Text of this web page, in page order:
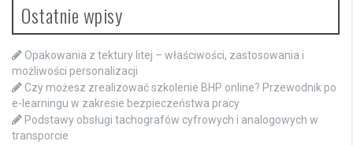
Ostatnie wpisy
Opakowania z tektury litej – właściwości, zastosowania i
możliwości personalizacji
Czy możesz zrealizować szkolenie BHP online? Przewodnik po
e-learningu w zakresie bezpieczeństwa pracy
Podstawy obsługi tachografów cyfrowych i analogowych w
transporcie